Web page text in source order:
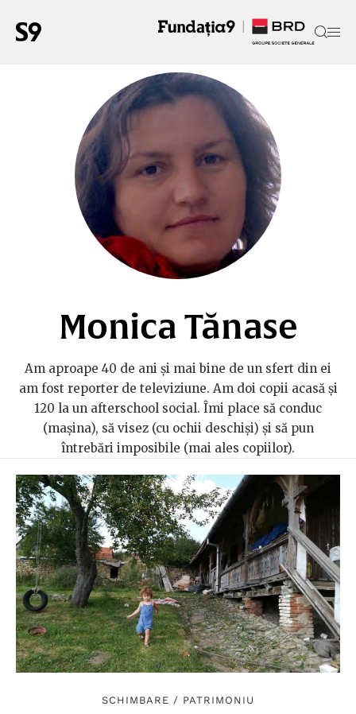
Monica Tănase
Am aproape 40 de ani și mai bine de un sfert din ei
am fost reporter de televiziune. Am doi copii acasă și
120 la un afterschool social. Îmi place să conduc
(mașina), să visez (cu ochii deschiși) și să pun
întrebări imposibile (mai ales copiilor).
SCHIMBARE / PATRIMONIU